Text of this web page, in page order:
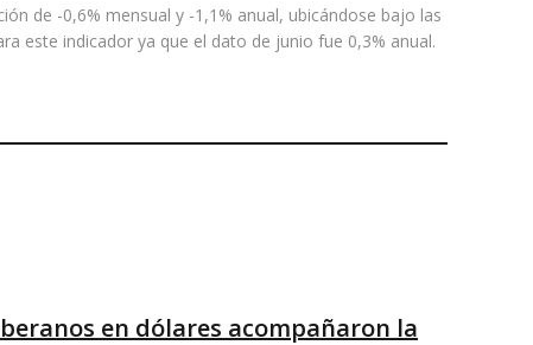
de -0,6% mensual y -1,1% anual, ubicándose bajo las
este indicador ya que el dato de junio fue 0,3% anual.
en dólares acompañaron la